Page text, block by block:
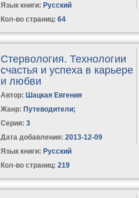
Язык книги: Русский
Кол-во страниц: 64
Стервология. Технологии
счастья и успеха в карьере
и любви
Автор: Шацкая Евгения
Жанр: Путеводители;
Серия:3
Дата добавления: 2013-12-09
Язык книги: Русский
Кол-во страниц: 219